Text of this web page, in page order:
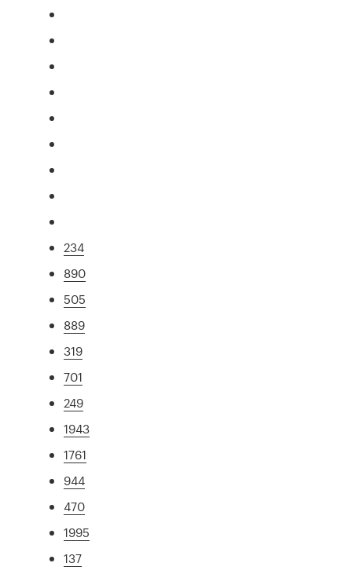
234
890
505
889
319
701
249
1943
1761
944
470
1995
137